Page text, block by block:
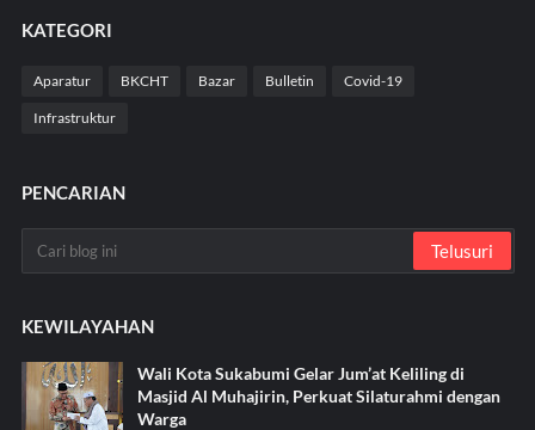
KATEGORI
Aparatur BKCHT Bazar Bulletin Covid-19
Infrastruktur
PENCARIAN
KEWILAYAHAN
Wali Kota Sukabumi Gelar Jum’at Keliling di
Masjid Al Muhajirin, Perkuat Silaturahmi dengan
Warga